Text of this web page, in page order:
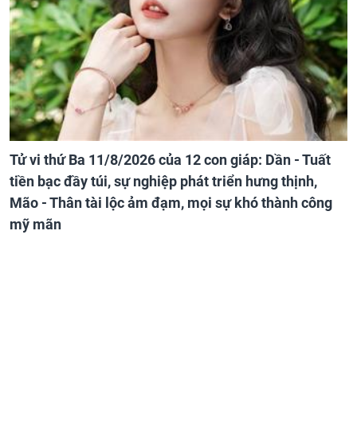
Tử vi thứ Ba 11/8/2026 của 12 con giáp: Dần - Tuất
tiền bạc đầy túi, sự nghiệp phát triển hưng thịnh,
Mão - Thân tài lộc ảm đạm, mọi sự khó thành công
mỹ mãn